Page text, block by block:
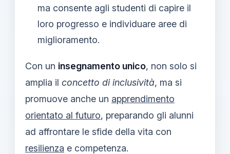
ma consente agli studenti di capire il
loro progresso e individuare aree di
miglioramento.
Con un insegnamento unico, non solo si
amplia il concetto di inclusività, ma si
promuove anche un apprendimento
orientato al futuro, preparando gli alunni
ad affrontare le sfide della vita con
resilienza e competenza.